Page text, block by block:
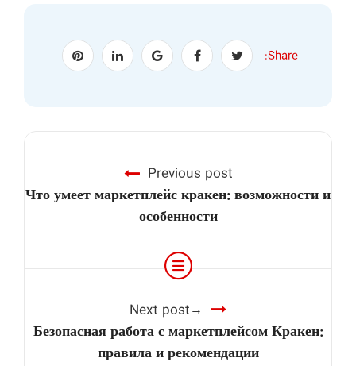
Share:
Previous post
Что умеет маркетплейс кракен: возможности и
особенности
Next post
Безопасная работа с маркетплейсом Кракен:
правила и рекомендации